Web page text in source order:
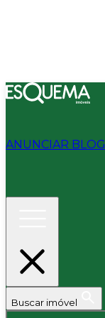
ANUNCIAR BLOG
Buscar imóvel